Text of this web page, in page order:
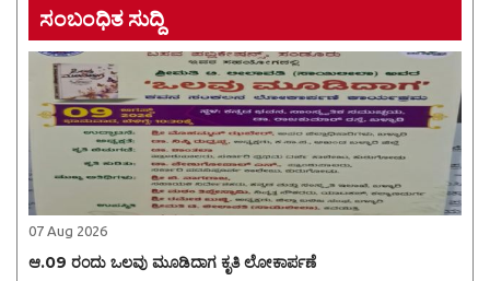
ಸಂಬಂಧಿತ ಸುದ್ದಿ
07 Aug 2026
ಆ.09 ರಂದು ಒಲವು ಮೂಡಿದಾಗ ಕೃತಿ ಲೋಕಾರ್ಪಣೆ